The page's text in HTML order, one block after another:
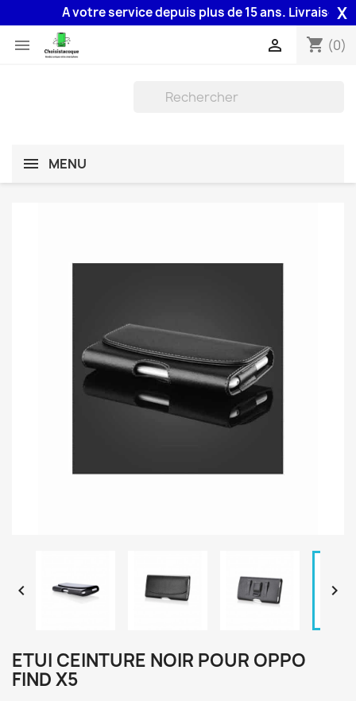
A votre service depuis plus de 15 ans. Livraison X
 shopping_cart (0)

MENU
 
ETUI CEINTURE NOIR POUR OPPO
FIND X5